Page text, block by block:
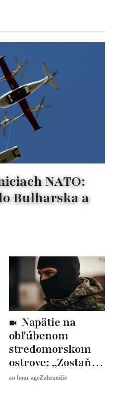
obľúbenom
stredomorskom
ostrove: „Zostaňte
doma,“ vyhrážajú
an hour agoZahraničie
NATO:
Bulharska a